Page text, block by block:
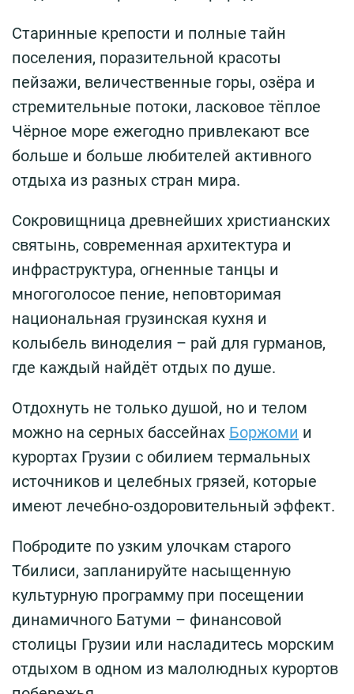
Старинные крепости и полные тайн
поселения, поразительной красоты
пейзажи, величественные горы, озёра и
стремительные потоки, ласковое тёплое
Чёрное море ежегодно привлекают все
больше и больше любителей активного
отдыха из разных стран мира.
Сокровищница древнейших христианских
святынь, современная архитектура и
инфраструктура, огненные танцы и
многоголосое пение, неповторимая
национальная грузинская кухня и
колыбель виноделия – рай для гурманов,
где каждый найдёт отдых по душе.
Отдохнуть не только душой, но и телом
можно на серных бассейнах Боржоми и
курортах Грузии с обилием термальных
источников и целебных грязей, которые
имеют лечебно-оздоровительный эффект.
Побродите по узким улочкам старого
Тбилиси, запланируйте насыщенную
культурную программу при посещении
динамичного Батуми – финансовой
столицы Грузии или насладитесь морским
отдыхом в одном из малолюдных курортов